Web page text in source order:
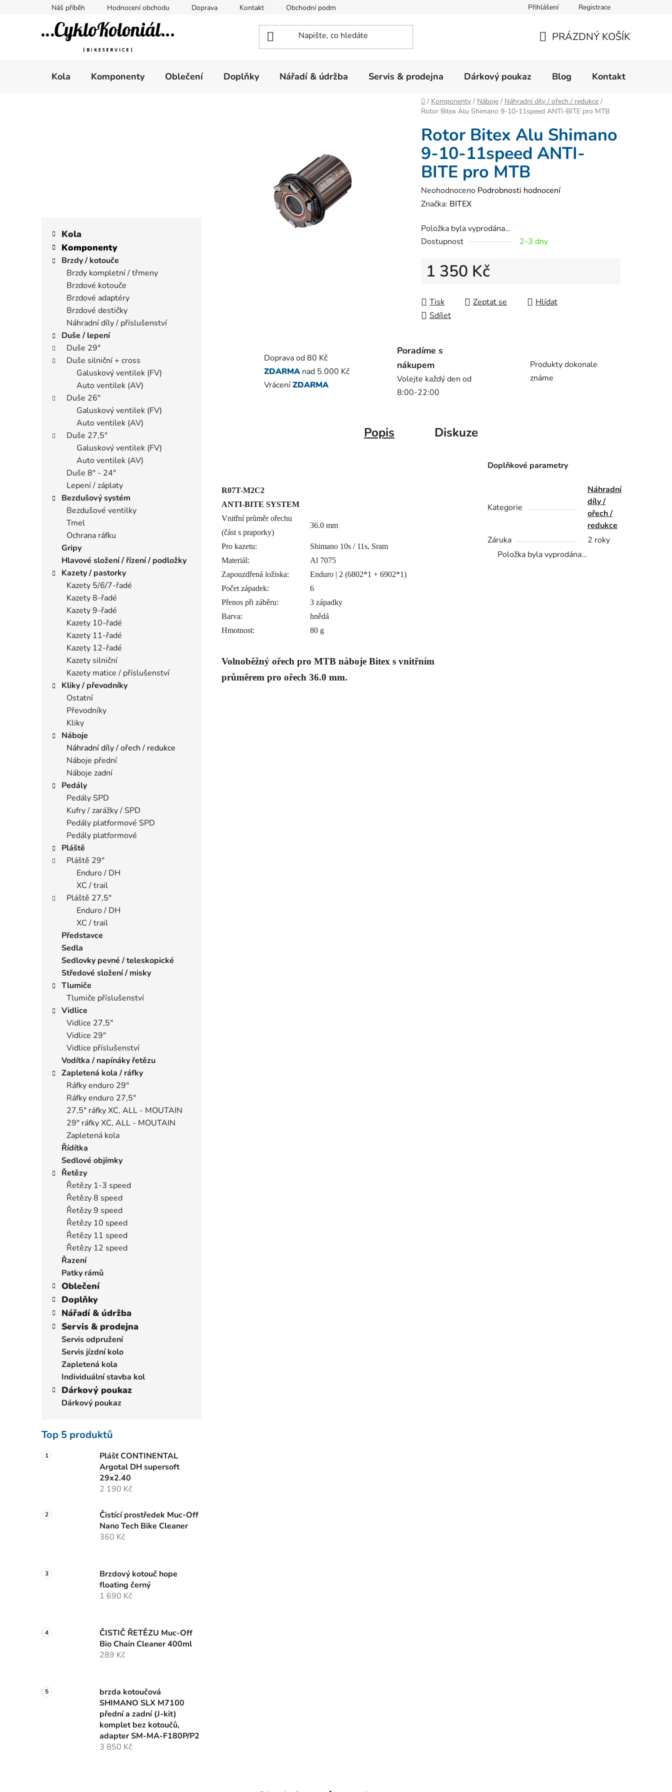
Náš příběh Hodnocení obchodu Doprava Kontakt Obchodní podmínky Formulář pro reklamaci zboží
Přihlášení Registrace
KOŠÍK
PRÁZDNÝ KOŠÍK
Kola Komponenty Oblečení Doplňky Nářadí & údržba Servis & prodejna Dárkový poukaz Blog Kontakt
Domů
/ Komponenty / Náboje / Náhradní díly / ořech / redukce /
Rotor Bitex Alu Shimano 9-10-11speed ANTI-BITE pro MTB
kategorie
Kola
Komponenty
Brzdy / kotouče
Brzdy kompletní / třmeny
Brzdové kotouče
Brzdové adaptéry
Brzdové destičky
Náhradní díly / příslušenství
Duše / lepení
Duše 29"
Duše silniční + cross
Galuskový ventilek (FV)
Auto ventilek (AV)
Duše 26"
Galuskový ventilek (FV)
Auto ventilek (AV)
Duše 27,5"
Galuskový ventilek (FV)
Auto ventilek (AV)
Duše 8" - 24"
Lepení / záplaty
Bezdušový systém
Bezdušové ventilky
Tmel
Ochrana ráfku
Gripy
Hlavové složení / řízení / podložky
Kazety / pastorky
Kazety 5/6/7-řadé
Kazety 8-řadé
Kazety 9-řadé
Kazety 10-řadé
Kazety 11-řadé
Kazety 12-řadé
Kazety silniční
Kazety matice / příslušenství
Kliky / převodníky
Ostatní
Převodníky
Kliky
Náboje
Náhradní díly / ořech / redukce
Náboje přední
Náboje zadní
Pedály
Pedály SPD
Kufry / zarážky / SPD
Pedály platformové SPD
Pedály platformové
Pláště
Pláště 29"
Enduro / DH
XC / trail
Pláště 27,5"
Enduro / DH
XC / trail
Představce
Sedla
Sedlovky pevné / teleskopické
Středové složení / misky
Tlumiče
Tlumiče příslušenství
Vidlice
Vidlice 27,5"
Vidlice 29"
Vidlice příslušenství
Vodítka / napínáky řetězu
Zapletená kola / ráfky
Ráfky enduro 29"
Ráfky enduro 27,5"
27,5" ráfky XC, ALL - MOUTAIN
29" ráfky XC, ALL - MOUTAIN
Zapletená kola
Řídítka
Sedlové objímky
Řetězy
Řetězy 1-3 speed
Řetězy 8 speed
Řetězy 9 speed
Řetězy 10 speed
Řetězy 11 speed
Řetězy 12 speed
Řazení
Patky rámů
Oblečení
Doplňky
Nářadí & údržba
Servis & prodejna
Servis odpružení
Servis jízdní kolo
Zapletená kola
Individuální stavba kol
Dárkový poukaz
Dárkový poukaz
Top 5 produktů
Plášť CONTINENTAL
Argotal DH supersoft
29x2.40
2 190 Kč
Čistící prostředek Muc-Off
Nano Tech Bike Cleaner
360 Kč
Brzdový kotouč hope
floating černý
1 690 Kč
ČISTIČ ŘETĚZU Muc-Off
Bio Chain Cleaner 400ml
289 Kč
brzda kotoučová
SHIMANO SLX M7100
přední a zadní (J-kit)
komplet bez kotoučů,
adapter SM-MA-F180P/P2
3 850 Kč
Rotor Bitex Alu Shimano
9-10-11speed ANTI-
BITE pro MTB
Průměrné
hodnocení
je
0,0
Neohodnoceno Podrobnosti hodnocení
Značka: BITEX
Položka byla vyprodána…
Dostupnost
2-3 dny
1 350 Kč
Tisk
Zeptat se
Hlídat
Sdílet
Doprava od 80 Kč
ZDARMA nad 5.000 Kč
VráceníZDARMA
Poradíme s
nákupem
Volejte každý den od
8:00-22:00
Produkty dokonale
známe
Popis Diskuze
R07T-M2C2
ANTI-BITE SYSTEM
Vnitřní průměr ořechu
(část s praporky)
36.0 mm
Pro kazetu:
Shimano 10s / 11s, Sram
Materiál:
Al 7075
Zapouzdřená ložiska:
Enduro | 2 (6802*1 + 6902*1)
Počet západek:
6
Přenos při záběru:
3 západky
Barva:
hnědá
Hmotnost:
80 g
Volnoběžný ořech pro MTB náboje Bitex s vnitřním
průměrem pro ořech 36.0 mm.
Doplňkové parametry
Kategorie
Náhradní
díly /
ořech /
redukce
Záruka
2 roky
Položka byla vyprodána…